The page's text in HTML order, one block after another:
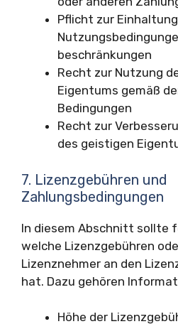
Pflicht zur
beschränkungen
Recht zur Nutzung
Eigentums gemäß
Bedingungen
Recht zur
des geistigen
7. Lizenzgebühren und
Zahlungsbedingungen
In diesem Abschnitt sollte
welche Lizenzgebühren
Lizenznehmer an den
hat. Dazu gehören
Höhe der